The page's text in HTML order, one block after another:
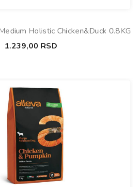
Holistic Chicken&Duck 0.8KG
1.239,00 RSD